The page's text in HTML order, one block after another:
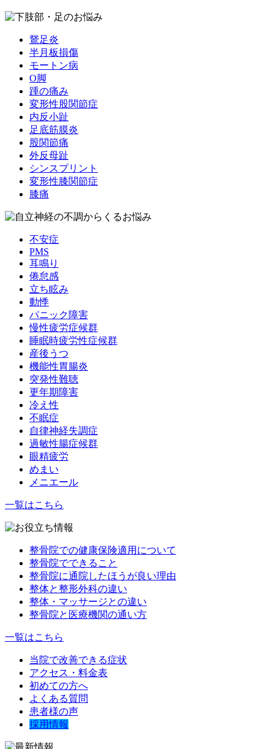
鵞足炎
半月板損傷
モートン病
O脚
踵の痛み
変形性股関節症
内反小趾
足底筋膜炎
股関節痛
外反母趾
シンスプリント
変形性膝関節症
膝痛
不安症
PMS
耳鳴り
倦怠感
立ち眩み
動悸
パニック障害
慢性疲労症候群
睡眠時疲労性症候群
産後うつ
機能性胃腸炎
突発性難聴
更年期障害
冷え性
不眠症
自律神経失調症
過敏性腸症候群
眼精疲労
めまい
メニエール
一覧はこちら
整骨院での健康保険適用について
整骨院でできること
整骨院に通院したほうが良い理由
整体と整形外科の違い
整体・マッサージとの違い
整骨院と医療機関の通い方
一覧はこちら
当院で改善できる症状
アクセス・料金表
初めての方へ
よくある質問
患者様の声
採用情報